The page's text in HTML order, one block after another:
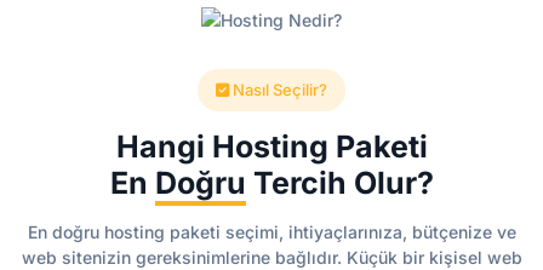
Nasıl Seçilir?
Hangi Hosting Paketi
En Doğru Tercih Olur?
En doğru hosting paketi seçimi, ihtiyaçlarınıza, bütçenize ve
web sitenizin gereksinimlerine bağlıdır. Küçük bir kişisel web